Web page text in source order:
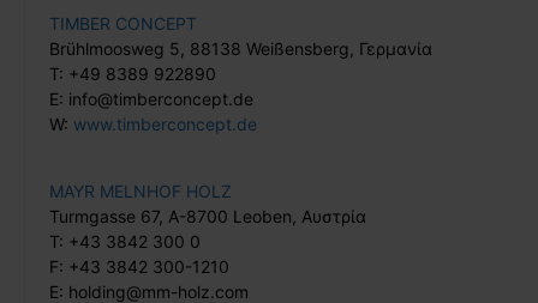
ΤΙΜΒΕR CONCEPT
Brühlmoosweg 5, 88138 Weißensberg, Γερμανία
T: +49 8389 922890
Ε: info@timberconcept.de
W: www.timberconcept.de
MAYR MELNHOF HOLZ
Turmgasse 67, A-8700 Leoben, Αυστρία
T: +43 3842 300 0
F: +43 3842 300-1210
E: holding@mm-holz.com